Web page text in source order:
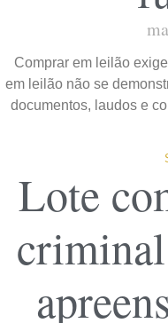
Comprar em leilão
em leilão não se
documentos, laudos e
Lote